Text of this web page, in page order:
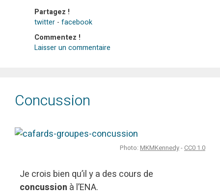
Partagez !
twitter - facebook
Commentez !
Laisser un commentaire
Concussion
Photo: MKMKennedy- CC0 1.0
Je crois bien qu’il y a des cours de
concussion à l’ENA.